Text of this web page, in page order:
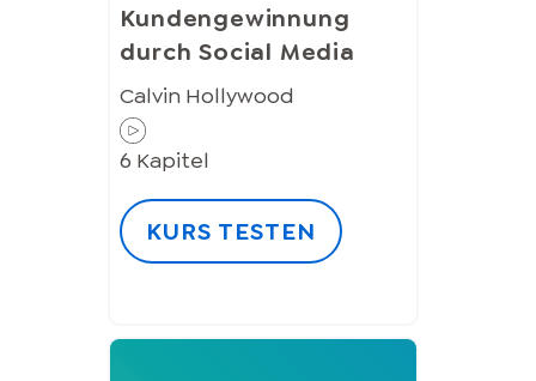
Kundengewinnung
durch Social Media
Calvin Hollywood
6 Kapitel
KURS TESTEN